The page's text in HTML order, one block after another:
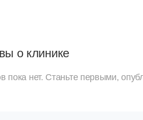
о клинике
пока нет. Станьте первыми,